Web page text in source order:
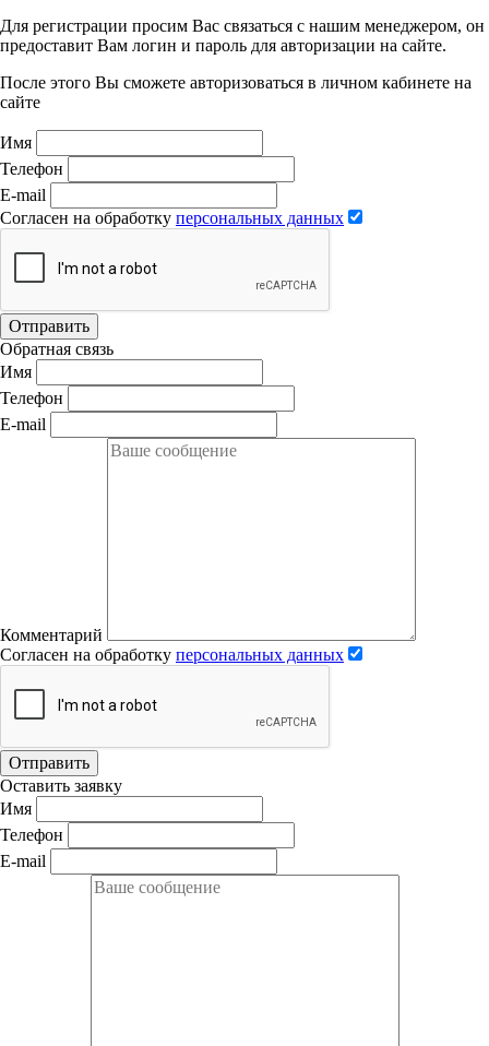
Для регистрации просим Вас связаться с нашим менеджером, он
предоставит Вам логин и пароль для авторизации на сайте.
После этого Вы сможете авторизоваться в личном кабинете на
сайте
Имя
Телефон
E-mail
Согласен на обработку персональных данных
Отправить
Обратная связь
Имя
Телефон
E-mail
Комментарий
Согласен на обработку персональных данных
Отправить
Оставить заявку
Имя
Телефон
E-mail